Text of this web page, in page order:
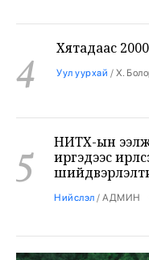
4
5
иргэдээс
Нийслэл/АДМИН